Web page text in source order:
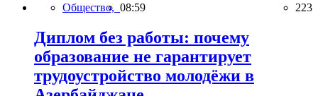
Общество, 08:59 223
Диплом без работы: почему
образование не гарантирует
трудоустройство молодёжи в